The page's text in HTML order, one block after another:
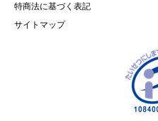
特商法に基づく表記
サイトマップ